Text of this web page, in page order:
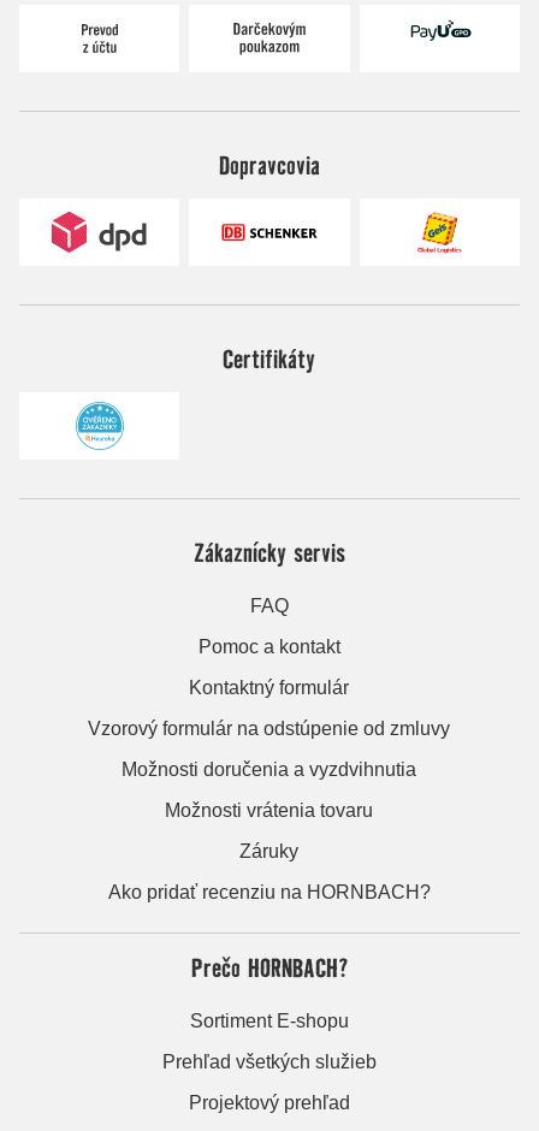
Dopravcovia
Certifikáty
Zákaznícky servis
FAQ
Pomoc a kontakt
Kontaktný formulár
Vzorový formulár na odstúpenie od zmluvy
Možnosti doručenia a vyzdvihnutia
Možnosti vrátenia tovaru
Záruky
Ako pridať recenziu na HORNBACH?
Prečo HORNBACH?
Sortiment E-shopu
Prehľad všetkých služieb
Projektový prehľad